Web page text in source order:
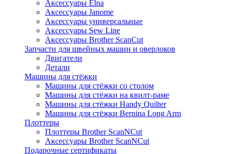
Аксессуары Elna
Аксессуары Janome
Аксессуары универсальные
Аксессуары Sew Line
Аксессуары Brother ScanCut
Запчасти для швейных машин и оверлоков
Двигатели
Детали
Машины для стёжки
Машины для стёжки со столом
Машины для стёжки на квилт-раме
Машины для стёжки Handy Quilter
Машины для стёжки Bernina Long Arm
Плоттеры
Плоттеры Brother ScanNCut
Аксессуары Brother ScanNCut
Подарочные сертификаты